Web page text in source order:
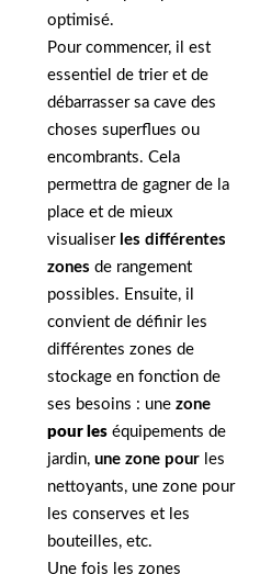
optimisé.
Pour commencer, il est
essentiel de trier et de
débarrasser sa cave des
choses superflues ou
encombrants. Cela
permettra de gagner de la
place et de mieux
visualiser les différentes
zones de rangement
possibles. Ensuite, il
convient de définir les
différentes zones de
stockage en fonction de
ses besoins : une zone
pour les équipements de
jardin, une zone pour les
nettoyants, une zone pour
les conserves et les
bouteilles, etc.
Une fois les zones